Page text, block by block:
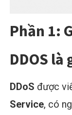
Phần 1:
DDOS là
DDoS được
Service, có